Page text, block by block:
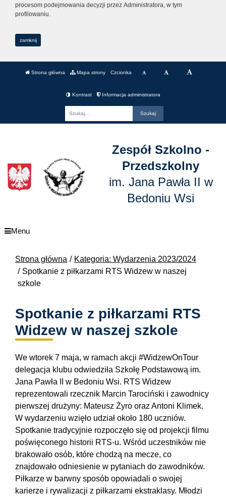
procesom podejmowania decyzji przez Administratora, w tym
profilowaniu.
zamknij
Strona główna Mapa strony Czcionka
Kontrast Informacja administratora
Zespół Szkolno -
Przedszkolny
im. Jana Pawła II w
Bedoniu Wsi
Menu
Strona główna
Kategoria: Wydarzenia 2023/2024
Spotkanie z piłkarzami RTS Widzew w naszej
szkole
Spotkanie z piłkarzami RTS
Widzew w naszej szkole
We wtorek 7 maja, w ramach akcji #WidzewOnTour
delegacja klubu odwiedziła Szkołę Podstawową im.
Jana Pawła II w Bedoniu Wsi. RTS Widzew
reprezentowali rzecznik Marcin Tarociński i zawodnicy
pierwszej drużyny: Mateusz Żyro oraz Antoni Klimek.
W wydarzeniu wzięło udział około 180 uczniów.
Spotkanie tradycyjnie rozpoczęło się od projekcji filmu
poświęconego historii RTS-u. Wśród uczestników nie
brakowało osób, które chodzą na mecze, co
znajdowało odniesienie w pytaniach do zawodników.
Piłkarze w barwny sposób opowiadali o swojej
karierze i rywalizacji z piłkarzami ekstraklasy. Młodzi